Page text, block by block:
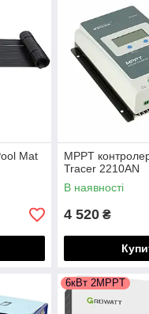
Mat
MPPT
Tracer 2210AN
В наявності
4 520 ₴
6кВт 2MPPT